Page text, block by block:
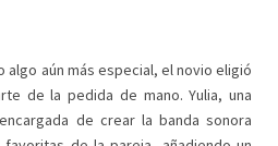
algo aún más especial, el novio eligió
de la pedida de mano. Yulia, una
de crear la banda sonora